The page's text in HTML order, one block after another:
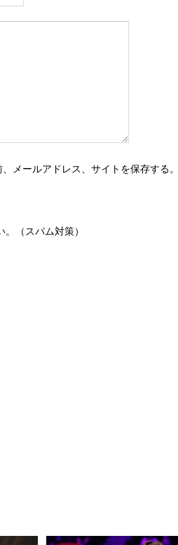
メールアドレス、サイトを保存する。
（スパム対策）